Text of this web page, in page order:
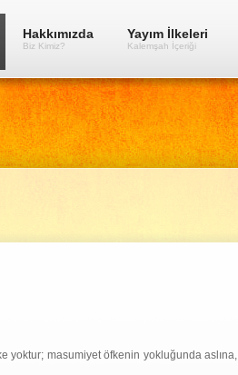
Hakkımızda
Biz Kimiz?
Yayım İlkeleri
Kalemşah İçeriği
yoktur; masumiyet öfkenin yokluğunda aslına,